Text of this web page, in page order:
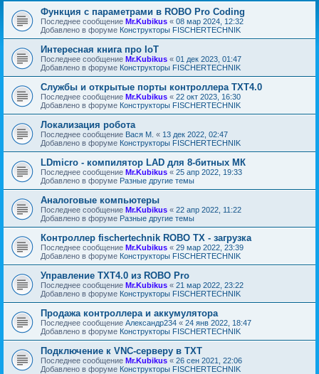
Функция с параметрами в ROBO Pro Coding
Последнее сообщение Mr.Kubikus « 08 мар 2024, 12:32
Добавлено в форуме Конструкторы FISCHERTECHNIK
Интересная книга про IoT
Последнее сообщение Mr.Kubikus « 01 дек 2023, 01:47
Добавлено в форуме Конструкторы FISCHERTECHNIK
Службы и открытые порты контроллера TXT4.0
Последнее сообщение Mr.Kubikus « 22 окт 2023, 16:30
Добавлено в форуме Конструкторы FISCHERTECHNIK
Локализация робота
Последнее сообщение Вася М. « 13 дек 2022, 02:47
Добавлено в форуме Конструкторы FISCHERTECHNIK
LDmicro - компилятор LAD для 8-битных МК
Последнее сообщение Mr.Kubikus « 25 апр 2022, 19:33
Добавлено в форуме Разные другие темы
Аналоговые компьютеры
Последнее сообщение Mr.Kubikus « 22 апр 2022, 11:22
Добавлено в форуме Разные другие темы
Контроллер fischertechnik ROBO TX - загрузка
Последнее сообщение Mr.Kubikus « 29 мар 2022, 23:39
Добавлено в форуме Конструкторы FISCHERTECHNIK
Управление TXT4.0 из ROBO Pro
Последнее сообщение Mr.Kubikus « 21 мар 2022, 23:22
Добавлено в форуме Конструкторы FISCHERTECHNIK
Продажа контроллера и аккумулятора
Последнее сообщение Александр234 « 24 янв 2022, 18:47
Добавлено в форуме Конструкторы FISCHERTECHNIK
Подключение к VNC-серверу в TXT
Последнее сообщение Mr.Kubikus « 26 сен 2021, 22:06
Добавлено в форуме Конструкторы FISCHERTECHNIK